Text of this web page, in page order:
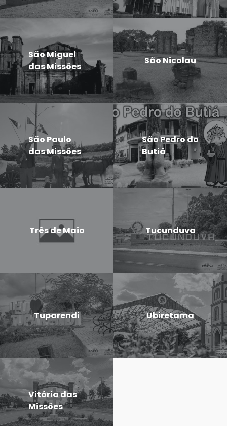
São Miguel
das Missões
São Nicolau
São Paulo
das Missões
São Pedro do
Butiá
Três de Maio Tucunduva
Tuparendi Ubiretama
Vitória das
Missões